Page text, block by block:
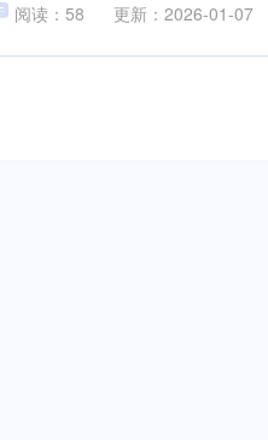
阅读：58 更新：2026-01-07